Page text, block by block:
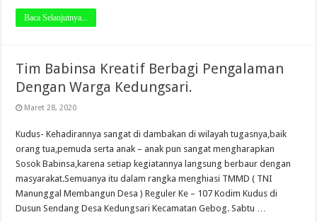
Baca Selanjutnya...
Tim Babinsa Kreatif Berbagi Pengalaman
Dengan Warga Kedungsari.
Maret 28, 2020
Kudus- Kehadirannya sangat di dambakan di wilayah tugasnya,baik
orang tua,pemuda serta anak – anak pun sangat mengharapkan
Sosok Babinsa,karena setiap kegiatannya langsung berbaur dengan
masyarakat.Semuanya itu dalam rangka menghiasi TMMD ( TNI
Manunggal Membangun Desa ) Reguler Ke – 107 Kodim Kudus di
Dusun Sendang Desa Kedungsari Kecamatan Gebog. Sabtu …